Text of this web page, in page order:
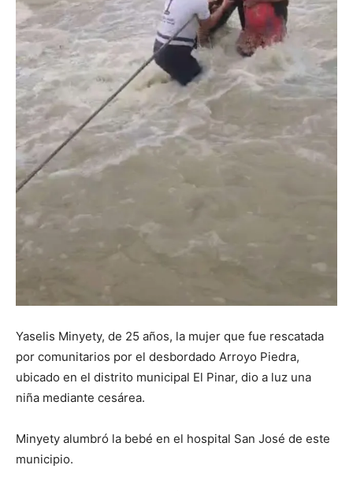
Yaselis Minyety, de 25 años, la mujer que fue rescatada
por comunitarios por el desbordado Arroyo Piedra,
ubicado en el distrito municipal El Pinar, dio a luz una
niña mediante cesárea.
Minyety alumbró la bebé en el hospital San José de este
municipio.